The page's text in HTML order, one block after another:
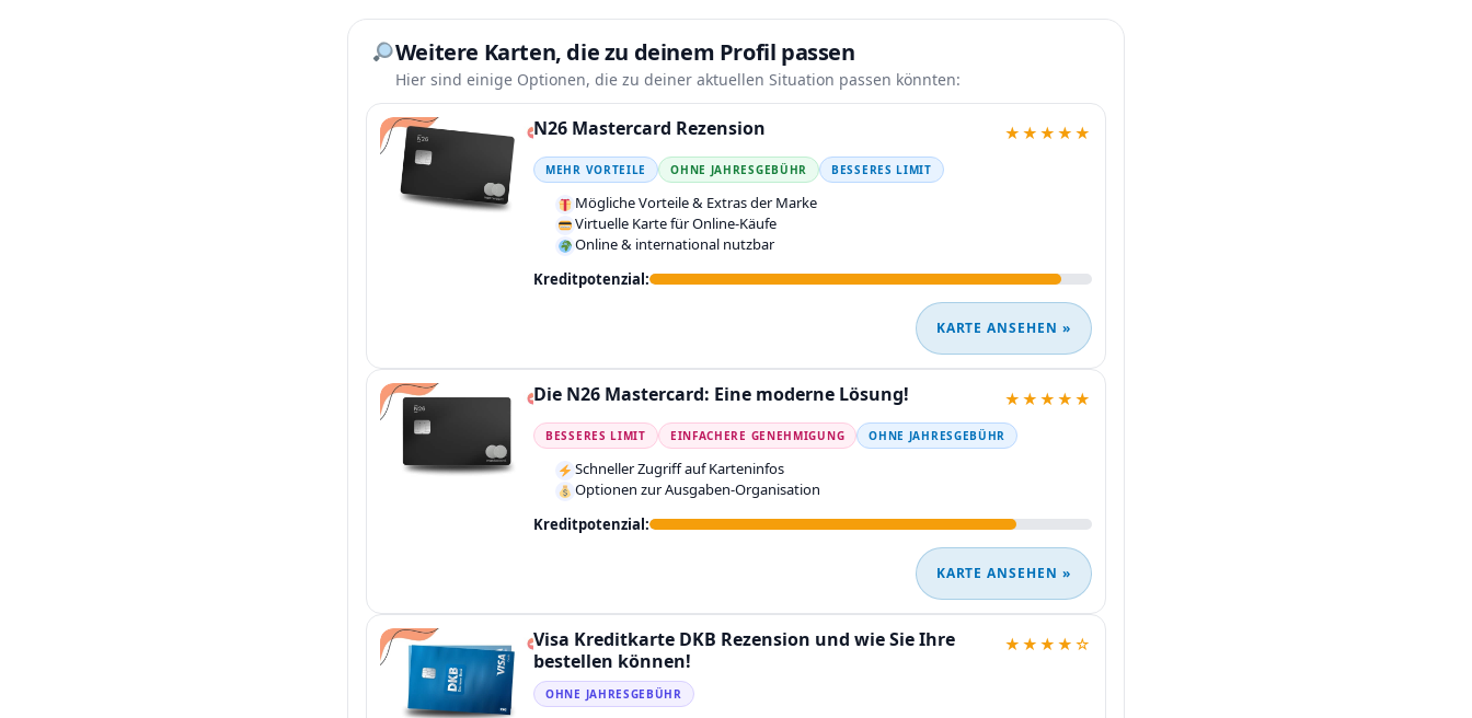
Weitere Karten, die zu deinem Profil passen
Hier sind einige Optionen, die zu deiner aktuellen Situation passen könnten:
N26 Mastercard Rezension ★★★★★
MEHR VORTEILE OHNE JAHRESGEBÜHR BESSERES LIMIT
Mögliche Vorteile & Extras der Marke
Virtuelle Karte für Online-Käufe
Online & international nutzbar
Kreditpotenzial:
KARTE ANSEHEN »
Die N26 Mastercard: Eine moderne Lösung! ★★★★★
BESSERES LIMIT EINFACHERE GENEHMIGUNG OHNE JAHRESGEBÜHR
Schneller Zugriff auf Karteninfos
Optionen zur Ausgaben-Organisation
Kreditpotenzial:
KARTE ANSEHEN »
Visa Kreditkarte DKB Rezension und wie Sie Ihre
bestellen können!
★★★★☆
OHNE JAHRESGEBÜHR